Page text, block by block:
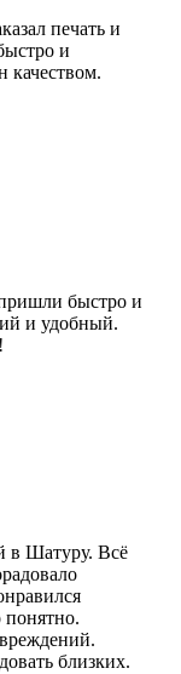
печать и
и
качеством.
быстро и
и удобный.
в Шатуру. Всё
понятно.
близких.